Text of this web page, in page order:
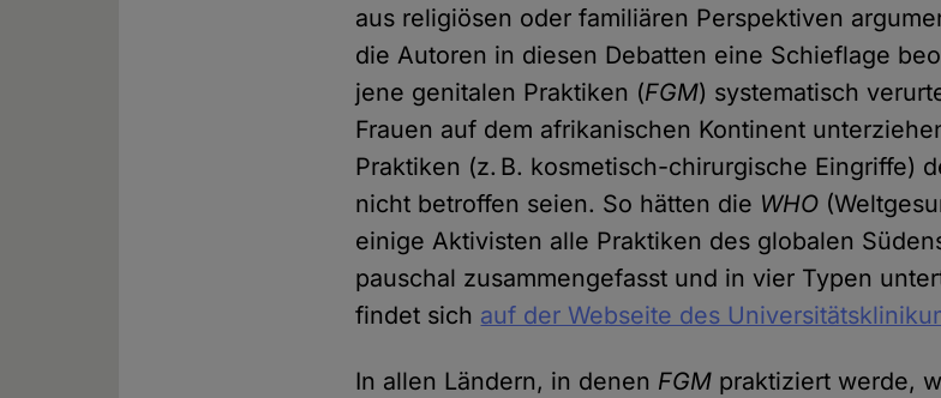
aus religiösen oder familiären Perspektiven
die Autoren in diesen Debatten eine Schieflage
jene genitalen Praktiken (FGM) systematisch
Frauen auf dem afrikanischen Kontinent
Praktiken (z. B. kosmetisch-chirurgische Eingriffe)
nicht betroffen seien. So hätten die WHO
einige Aktivisten alle Praktiken des globalen
pauschal zusammengefasst und in vier Typen
findet sich auf der Webseite des
In allen Ländern, in denen FGM praktiziert werde,